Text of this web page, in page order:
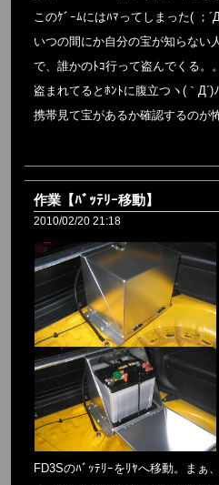
このｹﾞｰﾑにはﾊﾏってしまった( ；
いつの間にか自分の宝が知らない
で、誰かのﾄｺ行って盗んでくる。
盗まれてるとﾎﾝﾄに腹立つヽ(｀Д´)ﾉ
携帯見て宝があるか確認するのが
作業【ﾊﾞｯﾃﾘｰ移動】
2010/02/20 21:18
FD3Sのﾊﾞｯﾃﾘｰをﾘﾔへ移動。まぁ